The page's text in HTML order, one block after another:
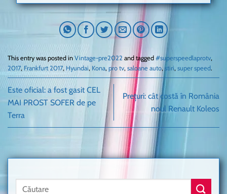
This entry was posted inVintage-pre2022 and tagged #superspeedlaprotv,
2017, Frankfurt 2017, Hyundai, Kona, pro tv, saloane auto,stiri, super speed.
Este oficial: a fost gasit CEL
MAI PROST SOFER de pe
Terra
Prețuri: cât costă în România
noul Renault Koleos